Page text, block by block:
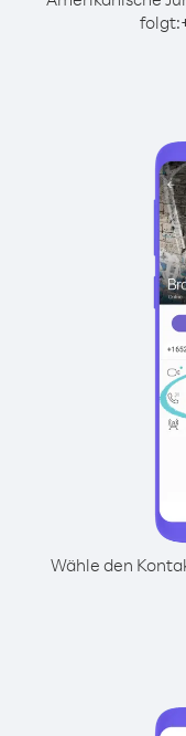
folgt:
Wähle den